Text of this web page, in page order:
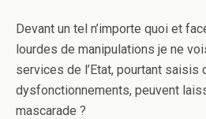
Devant un tel n’importe quoi et
lourdes de manipulations je ne
services de l’Etat, pourtant saisis
dysfonctionnements, peuvent
mascarade ?